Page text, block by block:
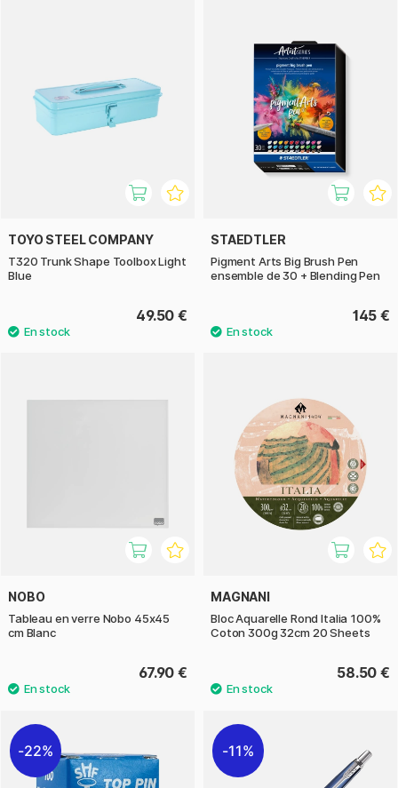
TOYO STEEL COMPANY
T320 Trunk Shape Toolbox Light
Blue
49.50 €
STAEDTLER
Pigment Arts Big Brush Pen
ensemble de 30 + Blending Pen
145 €
NOBO
Tableau en verre Nobo 45x45
cm Blanc
67.90 €
MAGNANI
Bloc Aquarelle Rond Italia 100%
Coton 300g 32cm 20 Sheets
58.50 €
22% 11%